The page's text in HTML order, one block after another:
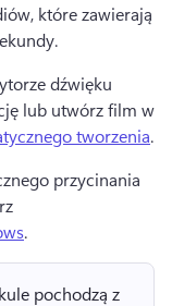
które zawierają
dźwięku
lub utwórz film w
tworzenia
przycinania
.
pochodzą z